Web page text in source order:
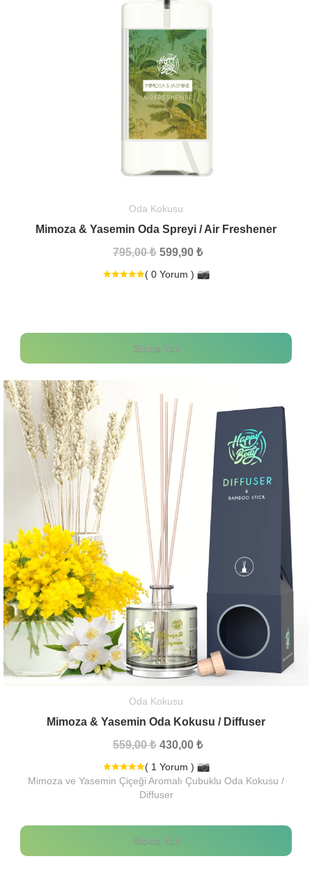
Oda Kokusu
Mimoza & Yasemin Oda Spreyi / Air Freshener
795,00 ₺ 599,90 ₺
( 0 Yorum )
Stokta Yok
Oda Kokusu
Mimoza & Yasemin Oda Kokusu / Diffuser
559,00 ₺ 430,00 ₺
( 1 Yorum )
Mimoza ve Yasemin Çiçeği Aromalı Çubuklu Oda Kokusu /
Diffuser
Stokta Yok